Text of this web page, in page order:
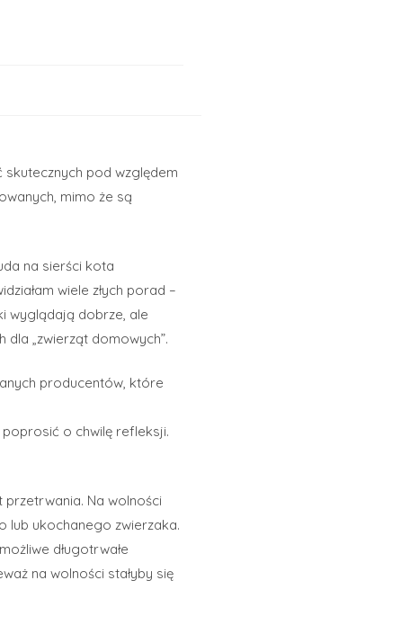
skutecznych pod względem
mimo że są
na sierści kota
wiele złych porad –
wyglądają dobrze, ale
„zwierząt domowych”.
producentów, które
poprosić o chwilę refleksji.
Na wolności
lub ukochanego zwierzaka.
długotrwałe
na wolności stałyby się